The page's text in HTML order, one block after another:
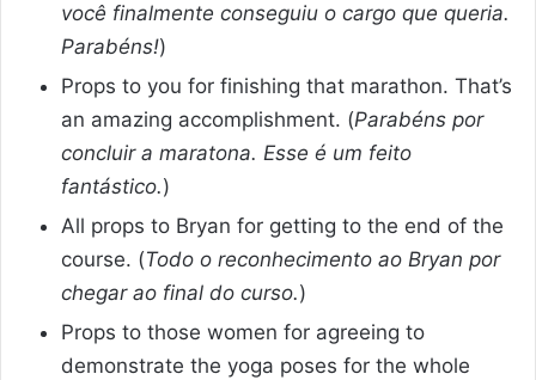
você finalmente conseguiu o cargo que queria.
Parabéns!)
Props to you for finishing that marathon. That’s
an amazing accomplishment. (Parabéns por
concluir a maratona. Esse é um feito
fantástico.)
All props to Bryan for getting to the end of the
course. (Todo o reconhecimento ao Bryan por
chegar ao final do curso.)
Props to those women for agreeing to
demonstrate the yoga poses for the whole